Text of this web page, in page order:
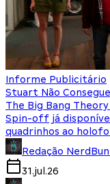
Informe Publicitário
Stuart Não
The Big Bang
Spin-off já disponível
quadrinhos ao
Redação
31.jul.26